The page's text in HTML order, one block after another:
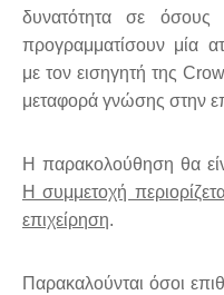
δυνατότητα σε όσους
προγραμματίσουν μία
με τον εισηγητή της
μεταφορά γνώσης στην
Η παρακολούθηση θα
Η συμμετοχή
επιχείρηση.
Παρακαλούνται όσοι